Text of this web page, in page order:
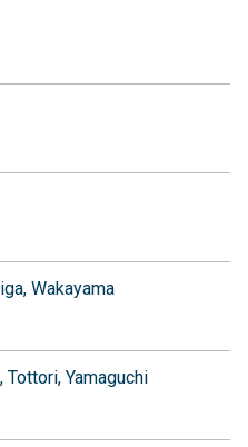
Wakayama
Tottori Yamaguchi